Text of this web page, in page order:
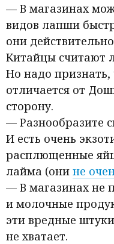
— В магазинах
видов лапши
они
Китайцы считают
Но надо признать,
отличается от
сторону.
— Разнообразите
И есть очень
расплющенные
лайма (они не
— В магазинах не
и молочные
эти вредные
не хватает.